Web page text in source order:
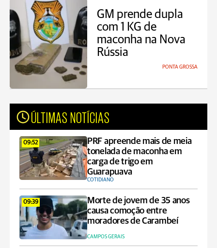
GM prende dupla
com 1 KG de
maconha na Nova
Rússia
PONTA GROSSA
ÚLTIMAS NOTÍCIAS
09:52
PRF apreende mais de meia
tonelada de maconha em
carga de trigo em
Guarapuava
COTIDIANO
09:39
Morte de jovem de 35 anos
causa comoção entre
moradores de Carambeí
CAMPOS GERAIS